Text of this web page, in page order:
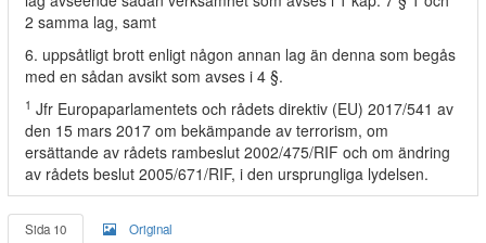
2 samma lag, samt
6. uppsåtligt brott enligt någon annan lag än denna som begås
med en sådan avsikt som avses i 4 §.
1 Jfr Europaparlamentets och rådets direktiv (EU) 2017/541 av
den 15 mars 2017 om bekämpande av terrorism, om
ersättande av rådets rambeslut 2002/475/RIF och om ändring
av rådets beslut 2005/671/RIF, i den ursprungliga lydelsen.
Sida 10 Original